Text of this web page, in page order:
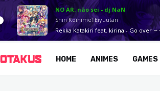
HOME ANIMES GAMES